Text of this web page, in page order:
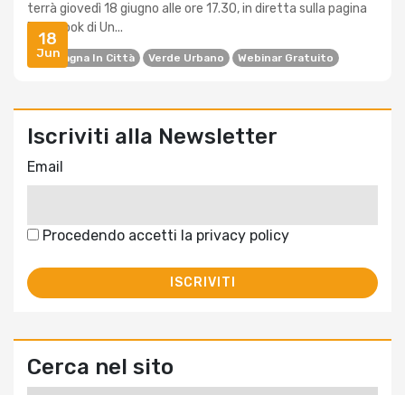
18
Jun
terrà giovedì 18 giugno alle ore 17.30, in diretta sulla pagina
Facebook di Un...
Campagna In Città Verde Urbano Webinar Gratuito
Iscriviti alla Newsletter
Email
Procedendo accetti la privacy policy
Cerca nel sito